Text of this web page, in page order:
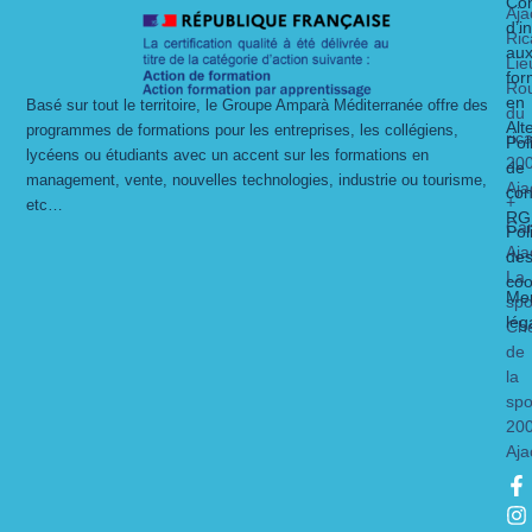
Basé sur tout le territoire, le Groupe Amparà Méditerranée offre des
programmes de formations pour les entreprises, les collégiens,
lycéens ou étudiants avec un accent sur les formations en
management, vente, nouvelles technologies, industrie ou tourisme,
etc…
du
+
La
de
la
F
a
I
n
L
i
Y
o
aux
en
de
des